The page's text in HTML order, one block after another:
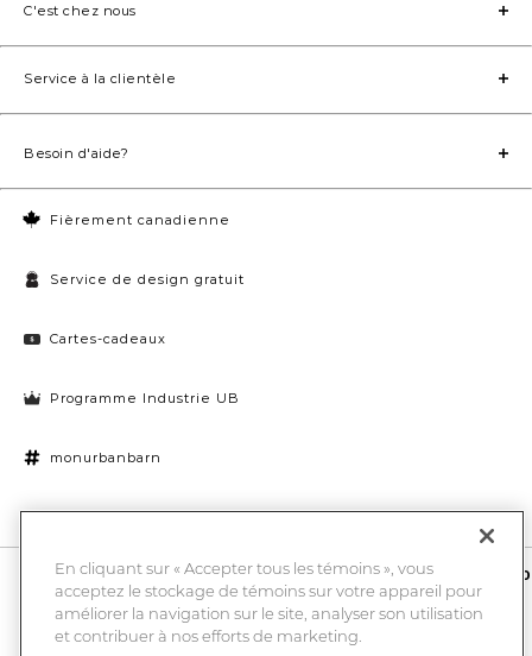
Fièrement canadienne
Service de design gratuit
Cartes-cadeaux
Programme Industrie UB
monurbanbarn
Paramètres des témoins
C'est chez nous
Service à la clientèle
Besoin d'aide?
10 % de rabais et la chance de gagner une carte-cadeau UB de 1000
Entrez
votre
En cliquant sur « Accepter tous les témoins », vous
acceptez le stockage de témoins sur votre appareil pour
améliorer la navigation sur le site, analyser son utilisation
et contribuer à nos efforts de marketing.